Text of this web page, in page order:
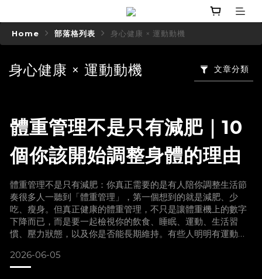
Home 部落格列表 身心健康 × 運動動機
身心健康 × 運動動機 文章分類
體重管理不是只有減肥｜10
個你該開始調整身體的理由
體重管理不是只有減肥：你真正需要的是有人陪你調整生活節
奏很多人一聽到「體重管理」，第一個想到的就是減肥、少
吃、瘦身。但真正健康的體重管理，不只是讓體重機上的數字
下降而已，而是要一起檢視你的飲食、睡眠、運動、生活習
慣、壓力狀態，以及你是否能長期維持。有些人明明有運動，
有些人吃得不多，但身體線條沒有變好。
有些人看起來很瘦，卻肌肉量不足、精神不好、睡眠品質差。
2026-06-05